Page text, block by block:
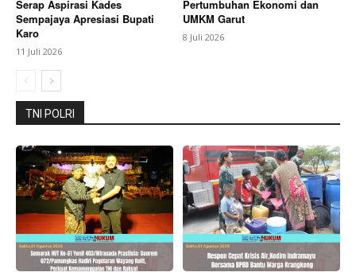
Serap Aspirasi Kades
Sempajaya Apresiasi Bupati
Karo
11 Juli 2026
Pertumbuhan Ekonomi dan
UMKM Garut
8 Juli 2026
TNI POLRI